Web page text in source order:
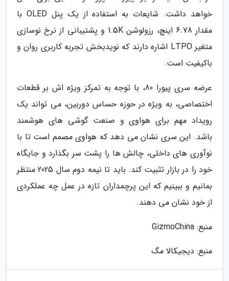
خواهد داشت. شایعات به استفاده از یک پنل OLED با
مقدار 6.78 اینچ، رزولوشن 1.5K و پشتیبانی از نرخ نوسازی
متغیر LTPO اشاره دارند که نویدبخش تجربه کاربری روان و
باکیفیت است.
عرضه سری پیورا 80، با توجه به تمرکز ویژه اش بر قطعات
اختصاصی، به ویژه در حوزه حساس دوربین، می تواند یک
رویداد مهم برای هواوی و صنعت گوشی های هوشمند
باشد. این سری نشان می دهد که هواوی مصمم است تا با
نوآوری های داخلی، چالش ها را پشت سر بگذارد و جایگاه
خود را در بازار تثبیت کند. باید تا نیمه دوم سال 2025 منتظر
بمانیم و ببینیم که این پرچمداران تازه در عمل چه عملکردی
از خود نشان می دهند.
منبع: GizmoChina
منبع: دیجیکالا مگ